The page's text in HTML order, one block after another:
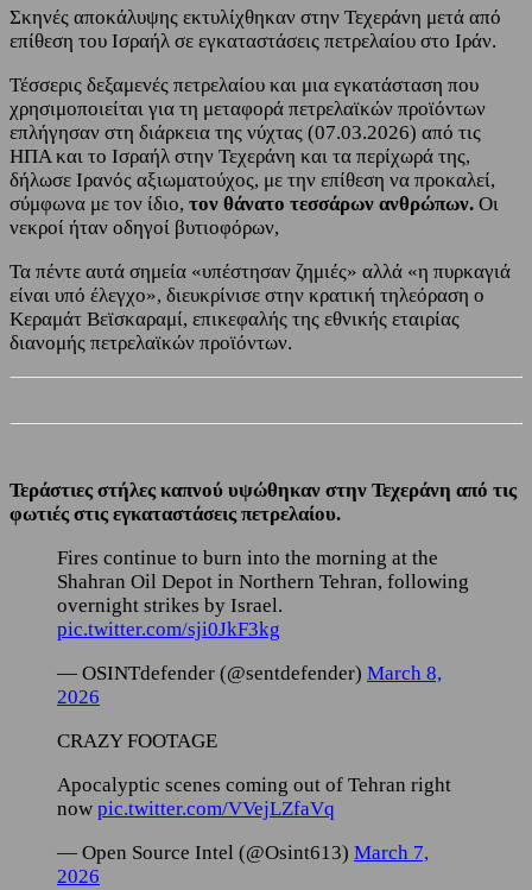
Σκηνές αποκάλυψης εκτυλίχθηκαν στην Τεχεράνη μετά από
επίθεση του Ισραήλ σε εγκαταστάσεις πετρελαίου στο Ιράν.
Τέσσερις δεξαμενές πετρελαίου και μια εγκατάσταση που
χρησιμοποιείται για τη μεταφορά πετρελαϊκών προϊόντων
επλήγησαν στη διάρκεια της νύχτας (07.03.2026) από τις
ΗΠΑ και το Ισραήλ στην Τεχεράνη και τα περίχωρά της,
δήλωσε Ιρανός αξιωματούχος, με την επίθεση να προκαλεί,
σύμφωνα με τον ίδιο, τον θάνατο τεσσάρων ανθρώπων. Οι
νεκροί ήταν οδηγοί βυτιοφόρων,
Τα πέντε αυτά σημεία «υπέστησαν ζημιές» αλλά «η πυρκαγιά
είναι υπό έλεγχο», διευκρίνισε στην κρατική τηλεόραση ο
Κεραμάτ Βεϊσκαραμί, επικεφαλής της εθνικής εταιρίας
διανομής πετρελαϊκών προϊόντων.
Τεράστιες στήλες καπνού υψώθηκαν στην Τεχεράνη από τις
φωτιές στις εγκαταστάσεις πετρελαίου.
Fires continue to burn into the morning at the
Shahran Oil Depot in Northern Tehran, following
overnight strikes by Israel.
pic.twitter.com/sji0JkF3kg
— OSINTdefender (@sentdefender) March 8,
2026
CRAZY FOOTAGE
Apocalyptic scenes coming out of Tehran right
now pic.twitter.com/VVejLZfaVq
— Open Source Intel (@Osint613) March 7,
2026